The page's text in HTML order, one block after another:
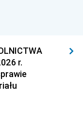
r.